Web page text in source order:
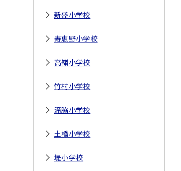
新盛小学校
寿恵野小学校
高嶺小学校
竹村小学校
滝脇小学校
土橋小学校
堤小学校